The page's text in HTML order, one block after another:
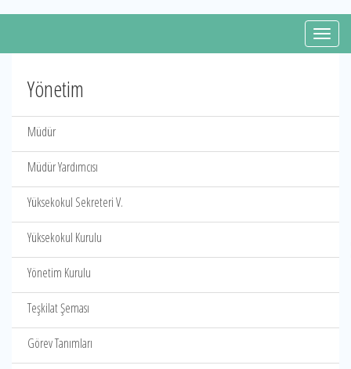
Yönetim
Müdür
Müdür Yardımcısı
Yüksekokul Sekreteri V.
Yüksekokul Kurulu
Yönetim Kurulu
Teşkilat Şeması
Görev Tanımları